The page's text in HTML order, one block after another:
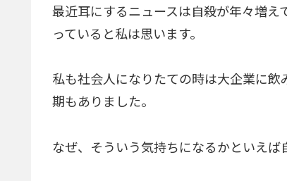
最近耳にするニュースは自殺が年々増
っていると私は思います。
私も社会人になりたての時は大企業に
期もありました。
なぜ、そういう気持ちになるかといえば